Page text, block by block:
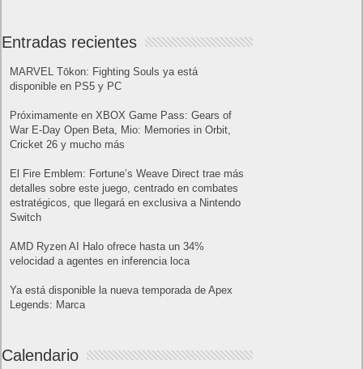
Entradas recientes
MARVEL Tōkon: Fighting Souls ya está
disponible en PS5 y PC
Próximamente en XBOX Game Pass: Gears of
War E-Day Open Beta, Mio: Memories in Orbit,
Cricket 26 y mucho más
El Fire Emblem: Fortune’s Weave Direct trae más
detalles sobre este juego, centrado en combates
estratégicos, que llegará en exclusiva a Nintendo
Switch
AMD Ryzen AI Halo ofrece hasta un 34%
velocidad a agentes en inferencia loca
Ya está disponible la nueva temporada de Apex
Legends: Marca
Calendario